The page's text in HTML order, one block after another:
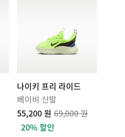
나이키 프리 라이드
베이비 신발
55,200 원 69,000 원
20% 할인